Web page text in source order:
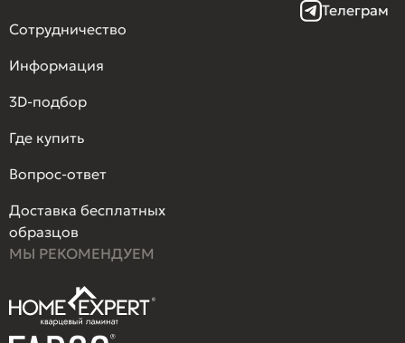
Сотрудничество
Информация
3D-подбор
Где купить
Вопрос-ответ
Доставка бесплатных
образцов
Телеграм
МЫ РЕКОМЕНДУЕМ